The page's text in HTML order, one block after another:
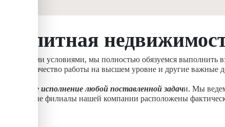
Элитная
условиями, мы полностью обязуемся выполнить
качество работы на высшем уровне и другие важные
исполнение любой поставленной задачи. Мы
филиалы нашей компании расположены